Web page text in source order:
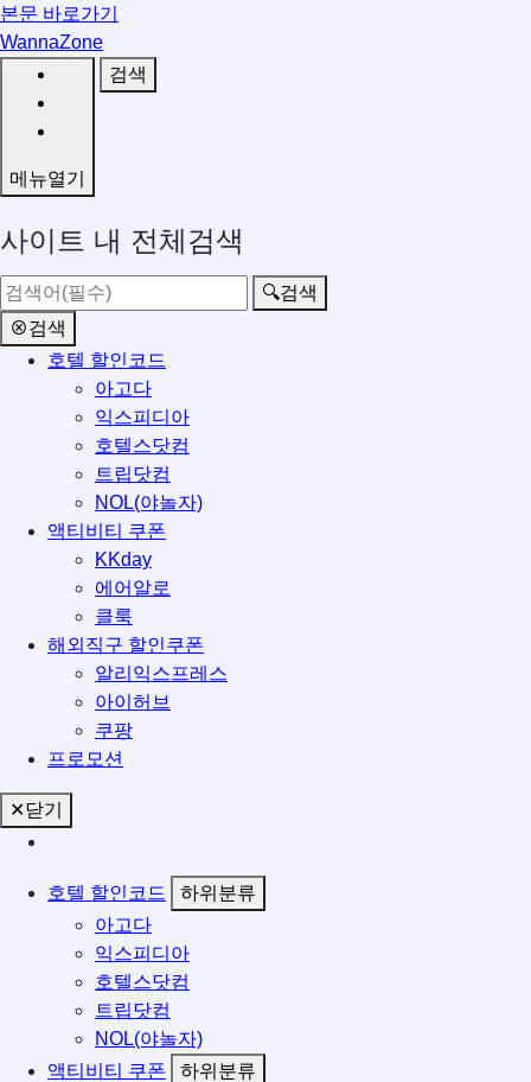
본문 바로가기
WannaZone
메뉴열기
검색
사이트 내 전체검색
🔍검색
⊗검색
호텔 할인코드
아고다
익스피디아
호텔스닷컴
트립닷컴
NOL(야놀자)
액티비티 쿠폰
KKday
에어알로
클룩
해외직구 할인쿠폰
알리익스프레스
아이허브
쿠팡
프로모션
✕닫기
호텔 할인코드
하위분류
아고다
익스피디아
호텔스닷컴
트립닷컴
NOL(야놀자)
액티비티 쿠폰
하위분류